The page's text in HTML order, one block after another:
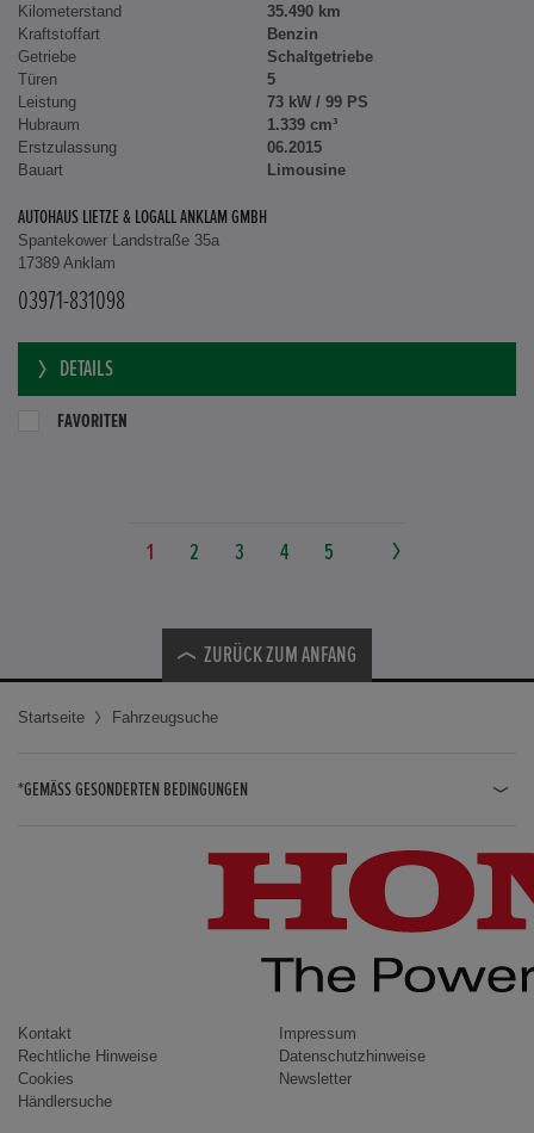
Kilometerstand
35.490 km
Kraftstoffart
Benzin
Getriebe
Schaltgetriebe
Türen
5
Leistung
73 kW / 99 PS
Hubraum
1.339 cm³
Erstzulassung
06.2015
Bauart
Limousine
AUTOHAUS LIETZE & LOGALL ANKLAM GMBH
Spantekower Landstraße 35a
17389 Anklam
03971-831098
DETAILS
FAVORITEN
1 2 3 4 5
ZURÜCK ZUM ANFANG
Startseite Fahrzeugsuche
*GEMÄSS GESONDERTEN BEDINGUNGEN
CIVIC / CIVIC LIMOUSINE
INSIGHT
ACCORD
Kontakt
Impressum
Rechtliche Hinweise
Datenschutzhinweise
Cookies
Newsletter
Händlersuche